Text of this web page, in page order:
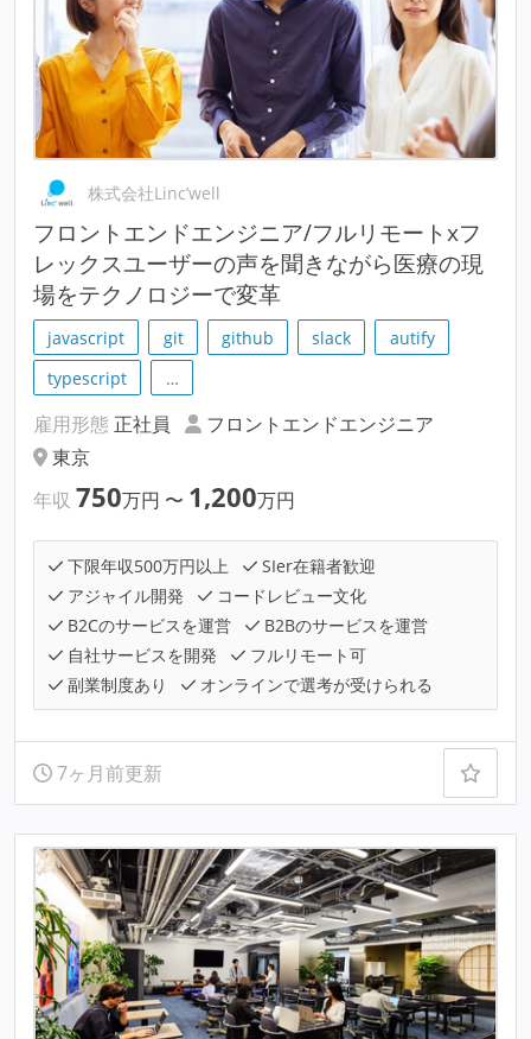
株式会社Linc’well
フロントエンドエンジニア/フルリモートxフ
レックスユーザーの声を聞きながら医療の現
場をテクノロジーで変革
javascript git github slack
autify
typescript
…
雇用形態 正社員
フロントエンドエンジニア
東京
年収 750万円 〜 1,200万円
下限年収500万円以上
SIer在籍者歓迎
アジャイル開発
コードレビュー文化
B2Cのサービスを運営
B2Bのサービスを運営
自社サービスを開発
フルリモート可
副業制度あり
オンラインで選考が受けられる
7ヶ月前更新